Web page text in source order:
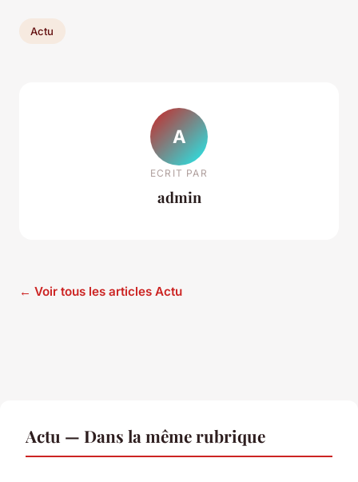
Actu
A
ECRIT PAR
admin
← Voir tous les articles Actu
Actu — Dans la même rubrique